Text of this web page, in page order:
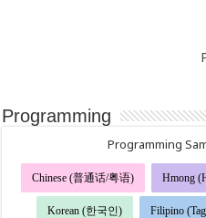
Programming
Programming
Chinese (普通话/粤语) Hmong
Korean (한국인) Filipino